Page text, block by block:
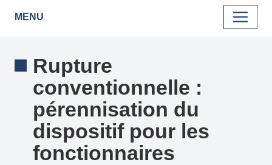
MENU
Rupture
conventionnelle :
pérennisation du
dispositif pour les
fonctionnaires